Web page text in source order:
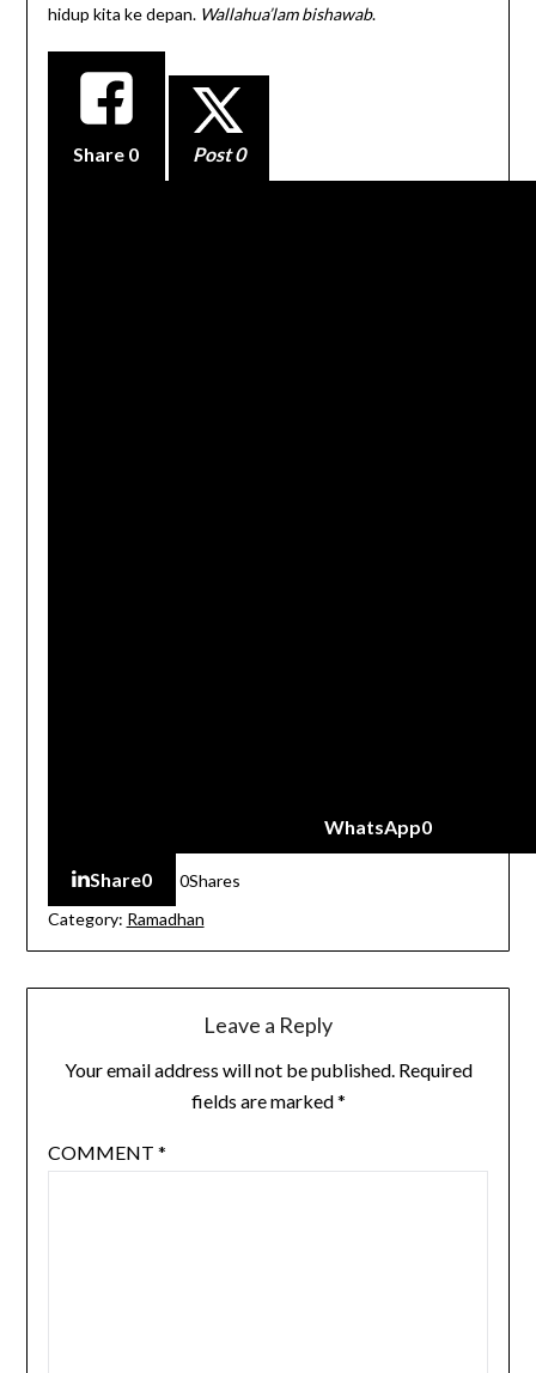
hidup kita ke depan. Wallahua’lam bishawab.
Share 0 Post 0
WhatsApp0
Share0 0Shares
Category: Ramadhan
Leave a Reply
Your email address will not be published. Required
fields are marked*
COMMENT *